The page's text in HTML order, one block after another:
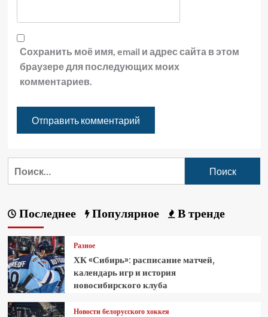
Сохранить моё имя, email и адрес сайта в этом
браузере для последующих моих
комментариев.
Последнее Популярное В тренде
Разное
ХК «Сибирь»: расписание матчей,
календарь игр и история
новосибирского клуба
Новости белорусского хоккея